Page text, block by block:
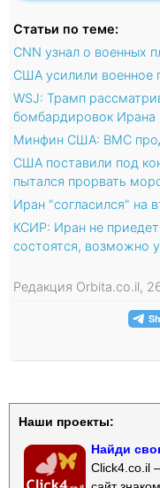
Статьи по теме:
CNN узнал о военных
США усилили военное
WSJ: Трамп
бомбардировок Ирана
Минфин США: ВМС
США поставили под
пытался прорвать
Иран "согласился" на
КСИР: Иран не
состоятся, возможно
Редакция Orbita.co.il,
Наши проекты:
Найди
Click4.co.il